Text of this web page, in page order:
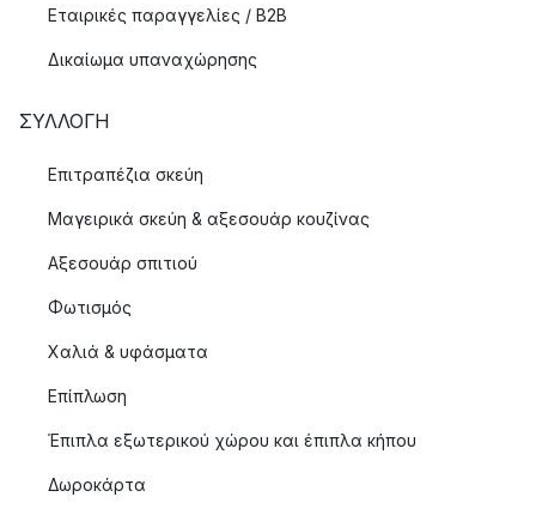
Εταιρικές παραγγελίες / B2B
Δικαίωμα υπαναχώρησης
ΣΥΛΛΟΓΉ
Επιτραπέζια σκεύη
Μαγειρικά σκεύη & αξεσουάρ κουζίνας
Αξεσουάρ σπιτιού
Φωτισμός
Χαλιά & υφάσματα
Επίπλωση
Έπιπλα εξωτερικού χώρου και έπιπλα κήπου
Δωροκάρτα